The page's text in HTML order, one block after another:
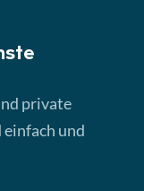
private
und